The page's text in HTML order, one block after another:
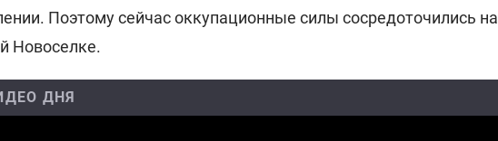
Поэтому сейчас оккупационные силы сосредоточились на
Новоселке.
ДНЯ